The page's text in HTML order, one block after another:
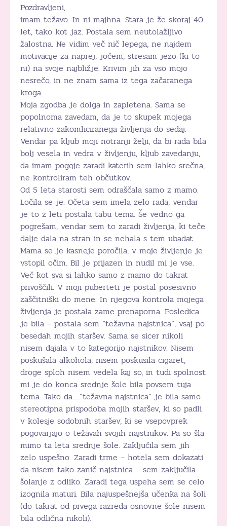
Pozdravljeni,
imam težavo. In ni majhna. Stara je že skoraj 40
let, tako kot jaz. Postala sem neutolažljivo
žalostna. Ne vidim več nič lepega, ne najdem
motivacije za naprej, jočem, stresam jezo (ki to
ni) na svoje najbližje. Krivim jih za vso mojo
nesrečo, in ne znam sama iz tega začaranega
kroga.
Moja zgodba je dolga in zapletena. Sama se
popolnoma zavedam, da je to skupek mojega
relativno zakomliciranega življenja do sedaj.
Vendar pa kljub moji notranji želji, da bi rada bila
bolj vesela in vedra v življenju, kljub zavedanju,
da imam pogoje zaradi katerih sem lahko srečna,
ne kontroliram teh občutkov.
Od 5 leta starosti sem odraščala samo z mamo.
Ločila se je. Očeta sem imela zelo rada, vendar
je to z leti postala tabu tema. Še vedno ga
pogrešam, vendar sem to zaradi življenja, ki teče
dalje dala na stran in se nehala s tem ubadat.
Mama se je kasneje poročila, v moje življenje je
vstopil očim. Bil je prijazen in nudil mi je vse.
Več kot sva si lahko samo z mamo do takrat
privoščili. V moji puberteti je postal posesivno
zaščitniški do mene. In njegova kontrola mojega
življenja je postala zame prenaporna. Posledica
je bila – postala sem “težavna najstnica”, vsaj po
besedah mojih staršev. Sama se sicer nikoli
nisem dajala v to kategorijo najstnikov. Nisem
poskušala alkohola, nisem poskusila cigaret,
droge sploh nisem vedela kaj so, in tudi spolnost
mi je do konca srednje šole bila povsem tuja
tema. Tako da….”težavna najstnica” je bila samo
stereotipna prispodoba mojih staršev, ki so padli
v kolesje sodobnih staršev, ki se vsepovprek
pogovarjajo o težavah svojih najstnikov. Pa so šla
mimo ta leta srednje šole. Zaključila sem jih
zelo uspešno. Zaradi trme – hotela sem dokazati
da nisem tako zanič najstnica – sem zaključila
šolanje z odliko. Zaradi tega uspeha sem se celo
izognila maturi. Bila najuspešnejša učenka na šoli
(do takrat od prvega razreda osnovne šole nisem
bila odlična nikoli).